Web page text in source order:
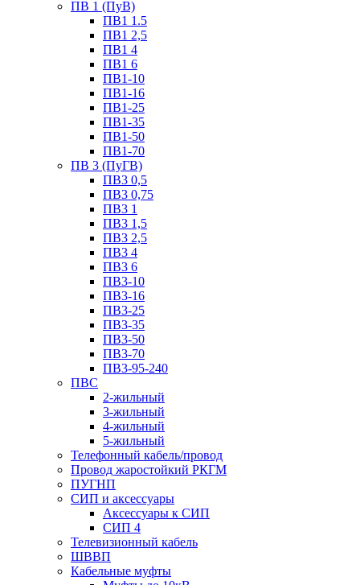
ПВ 1 (ПуВ)
ПВ1 1.5
ПВ1 2,5
ПВ1 4
ПВ1 6
ПВ1-10
ПВ1-16
ПВ1-25
ПВ1-35
ПВ1-50
ПВ1-70
ПВ 3 (ПуГВ)
ПВ3 0,5
ПВ3 0,75
ПВ3 1
ПВ3 1,5
ПВ3 2,5
ПВ3 4
ПВ3 6
ПВ3-10
ПВ3-16
ПВ3-25
ПВ3-35
ПВ3-50
ПВ3-70
ПВ3-95-240
ПВС
2-жильный
3-жильный
4-жильный
5-жильный
Телефонный кабель/провод
Провод жаростойкий РКГМ
ПУГНП
СИП и аксессуары
Аксессуары к СИП
СИП 4
Телевизионный кабель
ШВВП
Кабельные муфты